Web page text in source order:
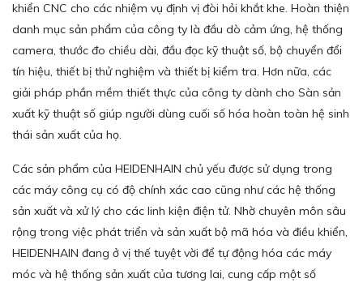
khiển CNC cho các nhiệm vụ định vị đòi hỏi khắt khe. Hoàn thiện
danh mục sản phẩm của công ty là đầu dò cảm ứng, hệ thống
camera, thước đo chiều dài, đầu đọc kỹ thuật số, bộ chuyển đổi
tín hiệu, thiết bị thử nghiệm và thiết bị kiểm tra. Hơn nữa, các
giải pháp phần mềm thiết thực của công ty dành cho Sàn sản
xuất kỹ thuật số giúp người dùng cuối số hóa hoàn toàn hệ sinh
thái sản xuất của họ.
Các sản phẩm của HEIDENHAIN chủ yếu được sử dụng trong
các máy công cụ có độ chính xác cao cũng như các hệ thống
sản xuất và xử lý cho các linh kiện điện tử. Nhờ chuyên môn sâu
rộng trong việc phát triển và sản xuất bộ mã hóa và điều khiển,
HEIDENHAIN đang ở vị thế tuyệt vời để tự động hóa các máy
móc và hệ thống sản xuất của tương lai, cung cấp một số